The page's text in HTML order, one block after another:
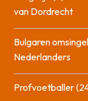
van Dordrecht
Bulgaren
Nederlanders
Profvoetballer